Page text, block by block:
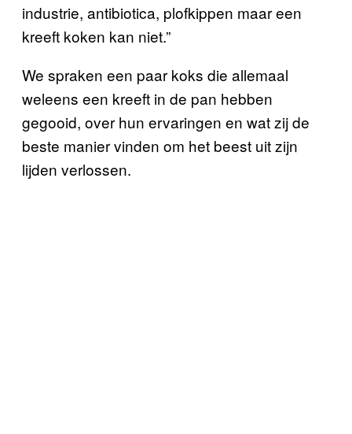
industrie, antibiotica, plofkippen maar een
kreeft koken kan niet.”
We spraken een paar koks die allemaal
weleens een kreeft in de pan hebben
gegooid, over hun ervaringen en wat zij de
beste manier vinden om het beest uit zijn
lijden verlossen.